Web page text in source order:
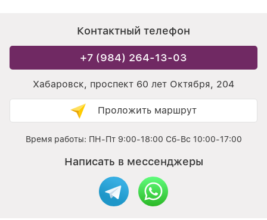
Контактный телефон
+7 (984) 264-13-03
Хабаровск, проспект 60 лет Октября, 204
Проложить маршрут
Время работы: ПН-Пт 9:00-18:00 Сб-Вс 10:00-17:00
Написать в мессенджеры